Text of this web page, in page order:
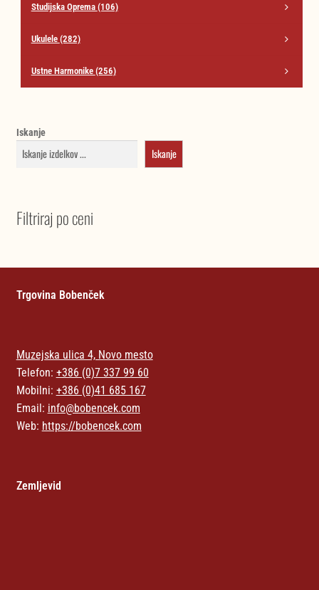
Studijska Oprema (106)
Ukulele (282)
Ustne Harmonike (256)
Iskanje
Iskanje
Filtriraj po ceni
Trgovina Bobenček
Muzejska ulica 4, Novo mesto
Telefon: +386 (0)7 337 99 60
Mobilni: +386 (0)41 685 167
Email: info@bobencek.com
Web: https://bobencek.com
Zemljevid